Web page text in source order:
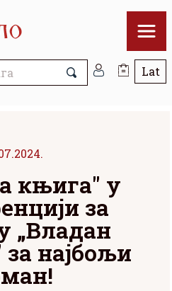
књига" у
за
„Владан
најбољи